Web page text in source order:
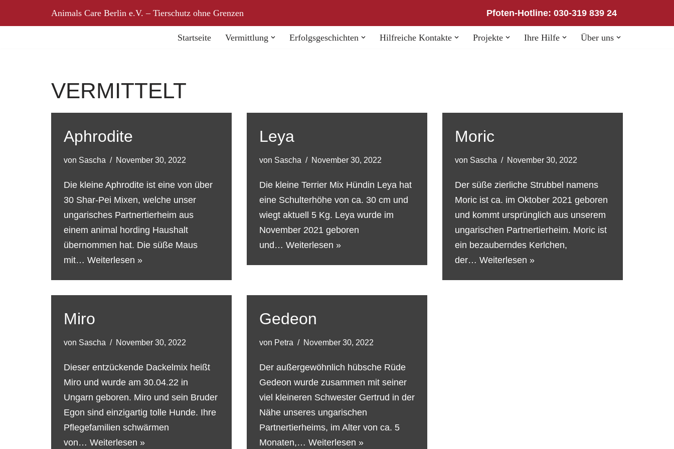
Zum
Animals Care Berlin e.V. – Tierschutz ohne Grenzen Pfoten-Hotline: 030-319 839 24
Startseite Vermittlung Erfolgsgeschichten Hilfreiche Kontakte Projekte Ihre Hilfe Über uns
VERMITTELT
Aphrodite
von Sascha November 30, 2022
Die kleine Aphrodite ist eine von über
30 Shar-Pei Mixen, welche unser
ungarisches Partnertierheim aus
einem animal hording Haushalt
übernommen hat. Die süße Maus
mit… Weiterlesen »
Leya
von Sascha November 30, 2022
Die kleine Terrier Mix Hündin Leya hat
eine Schulterhöhe von ca. 30 cm und
wiegt aktuell 5 Kg. Leya wurde im
November 2021 geboren
und… Weiterlesen »
Moric
von Sascha November 30, 2022
Der süße zierliche Strubbel namens
Moric ist ca. im Oktober 2021 geboren
und kommt ursprünglich aus unserem
ungarischen Partnertierheim. Moric ist
ein bezauberndes Kerlchen,
der… Weiterlesen »
Miro
von Sascha November 30, 2022
Dieser entzückende Dackelmix heißt
Miro und wurde am 30.04.22 in
Ungarn geboren. Miro und sein Bruder
Egon sind einzigartig tolle Hunde. Ihre
Pflegefamilien schwärmen
von… Weiterlesen »
Gedeon
von Petra November 30, 2022
Der außergewöhnlich hübsche Rüde
Gedeon wurde zusammen mit seiner
viel kleineren Schwester Gertrud in der
Nähe unseres ungarischen
Partnertierheims, im Alter von ca. 5
Monaten,… Weiterlesen »